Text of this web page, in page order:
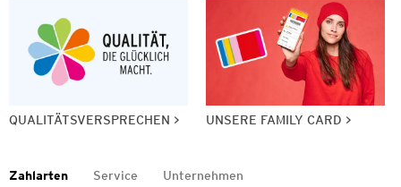
QUALITÄTSVERSPRECHEN UNSERE FAMILY CARD
Zahlarten Service Unternehmen